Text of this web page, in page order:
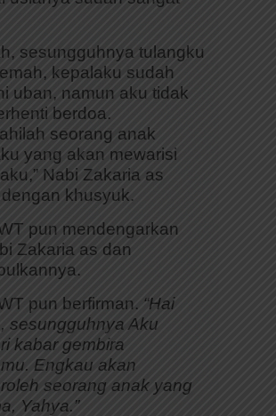
sesungguhnya tulangku
kepalaku sudah
uban, namun aku tidak
berdoa.
seorang anak
yang akan mewarisi
Nabi Zakaria as
khusyuk.
pun mendengarkan
Zakaria as dan
pun berfirman. “Hai
sesungguhnya Aku
kabar gembira
Engkau akan
seorang anak yang
Yahya.”